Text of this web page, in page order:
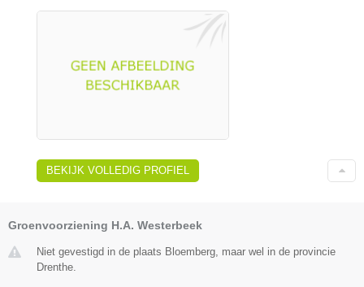
BEKIJK VOLLEDIG PROFIEL
Groenvoorziening H.A. Westerbeek
Niet gevestigd in de plaats Bloemberg, maar wel in de provincie
Drenthe.